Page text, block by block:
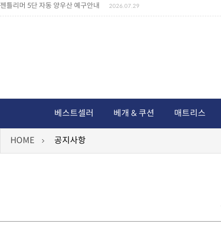
젠틀리머 5단 자동 양우산 예구안내 2026.07.29
젠틀리머 메모리제품 가격인상 안내 2026.07.27
독서쿠션 2차 예구안내 2026.08.04
베스트셀러 베개 & 쿠션 매트리스
HOME 공지사항